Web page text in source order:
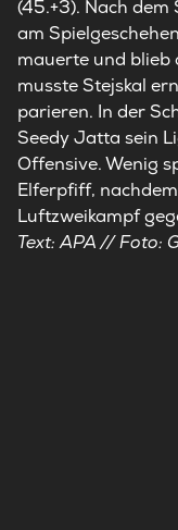
(45.+3). Nach dem
am
mauerte und blieb
musste Stejskal
parieren. In der
Seedy Jatta sein
Offensive. Wenig
Elferpfiff,
Luftzweikampf
Text: APA // Foto: